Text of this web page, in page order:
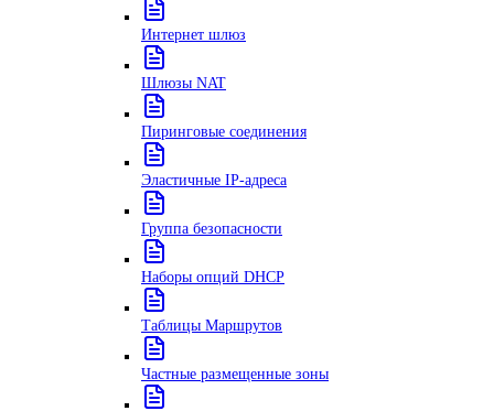
Интернет шлюз
Шлюзы NAT
Пиринговые соединения
Эластичные IP-адреса
Группа безопасности
Наборы опций DHCP
Таблицы Маршрутов
Частные размещенные зоны